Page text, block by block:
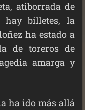
atiborrada de
billetes, la
ha estado a
de toreros de
amarga y
ha ido más allá